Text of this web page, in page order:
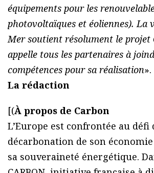
équipements pour les
photovoltaïques et éoliennes). La
Mer soutient résolument le projet
appelle tous les partenaires à
compétences pour sa réalisation».
La rédaction
[(À propos de Carbon
L’Europe est confrontée au défi
décarbonation de son économie
sa souveraineté énergétique.